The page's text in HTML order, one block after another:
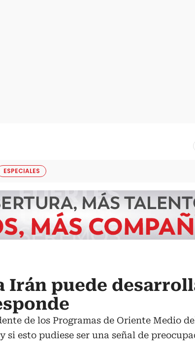
ESPECIALES
Irán puede
de los Programas de Oriente Medio
si esto pudiese ser una señal de